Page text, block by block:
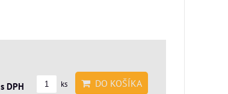
s DPH ks DO KOŠÍKA